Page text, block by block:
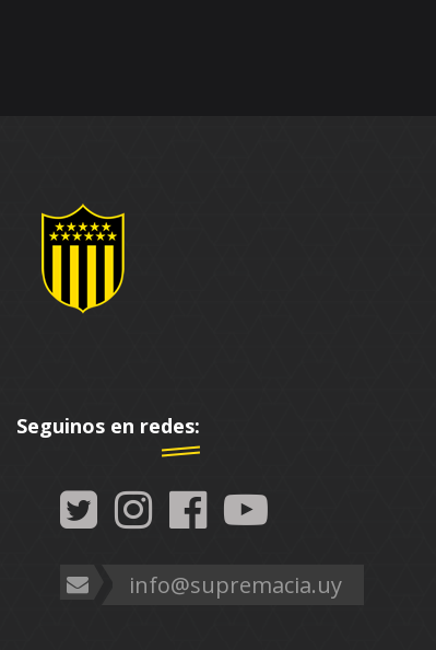
Seguinos en redes:
info@supremacia.uy